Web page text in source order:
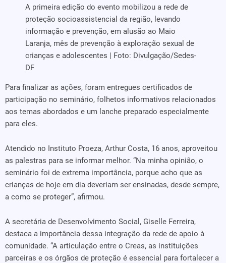
A primeira edição do evento mobilizou a rede de
proteção socioassistencial da região, levando
informação e prevenção, em alusão ao Maio
Laranja, mês de prevenção à exploração sexual de
crianças e adolescentes | Foto: Divulgação/Sedes-
DF
Para finalizar as ações, foram entregues certificados de
participação no seminário, folhetos informativos relacionados
aos temas abordados e um lanche preparado especialmente
para eles.
Atendido no Instituto Proeza, Arthur Costa, 16 anos, aproveitou
as palestras para se informar melhor. “Na minha opinião, o
seminário foi de extrema importância, porque acho que as
crianças de hoje em dia deveriam ser ensinadas, desde sempre,
a como se proteger”, afirmou.
A secretária de Desenvolvimento Social, Giselle Ferreira,
destaca a importância dessa integração da rede de apoio à
comunidade. “A articulação entre o Creas, as instituições
parceiras e os órgãos de proteção é essencial para fortalecer a